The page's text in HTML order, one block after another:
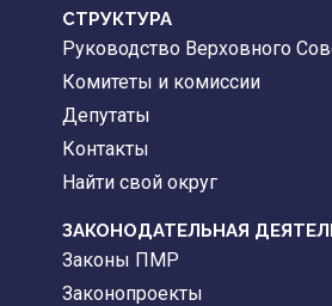
CТРУКТУРА
Руководство Верховного
Комитеты и комиссии
Депутаты
Контакты
Найти свой округ
ЗАКОНОДАТЕЛЬНАЯ
Законы ПМР
Законопроекты